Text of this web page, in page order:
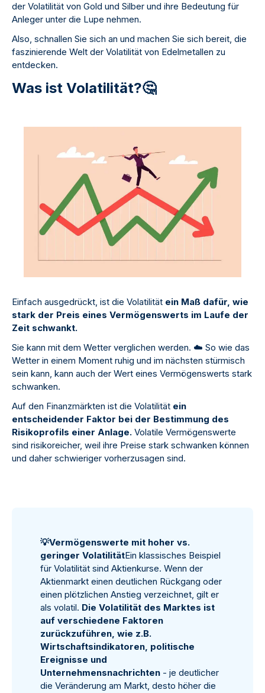
der Volatilität von Gold und Silber und ihre Bedeutung für
Anleger unter die Lupe nehmen.
Also, schnallen Sie sich an und machen Sie sich bereit, die
faszinierende Welt der Volatilität von Edelmetallen zu
entdecken.
Was ist Volatilität?🤔
Einfach ausgedrückt, ist die Volatilität ein Maß dafür, wie
stark der Preis eines Vermögenswerts im Laufe der
Zeit schwankt.
Sie kann mit dem Wetter verglichen werden. ☁ ️ So wie das
Wetter in einem Moment ruhig und im nächsten stürmisch
sein kann, kann auch der Wert eines Vermögenswerts stark
schwanken.
Auf den Finanzmärkten ist die Volatilität ein
entscheidender Faktor bei der Bestimmung des
Risikoprofils einer Anlage. Volatile Vermögenswerte
sind risikoreicher, weil ihre Preise stark schwanken können
und daher schwieriger vorherzusagen sind.
💡Vermögenswerte mit hoher vs.
geringer VolatilitätEin klassisches Beispiel
für Volatilität sind Aktienkurse. Wenn der
Aktienmarkt einen deutlichen Rückgang oder
einen plötzlichen Anstieg verzeichnet, gilt er
als volatil. Die Volatilität des Marktes ist
auf verschiedene Faktoren
zurückzuführen, wie z.B.
Wirtschaftsindikatoren, politische
Ereignisse und
Unternehmensnachrichten - je deutlicher
die Veränderung am Markt, desto höher die